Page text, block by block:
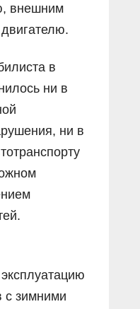
внешним
в
ни в
ни в
с зимними